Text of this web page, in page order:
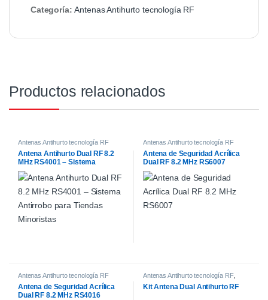
Categoría:Antenas Antihurto tecnología RF
Productos relacionados
Antenas Antihurto tecnología RF
Antena Antihurto Dual RF 8.2
MHz RS4001 – Sistema
Antirrobo para Tiendas
Minoristas
Antenas Antihurto tecnología RF
Antena de Seguridad Acrílica
Dual RF 8.2 MHz RS6007
Antenas Antihurto tecnología RF
Antena de Seguridad Acrílica
Dual RF 8.2 MHz RS4016
Antenas Antihurto tecnología RF,
Kit Antena Dual Antihurto RF